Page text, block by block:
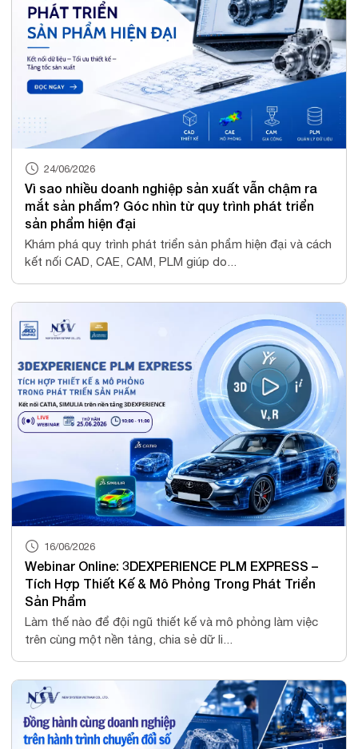
24/06/2026
Vì sao nhiều doanh nghiệp sản xuất vẫn chậm ra
mắt sản phẩm? Góc nhìn từ quy trình phát triển
sản phẩm hiện đại
Khám phá quy trình phát triển sản phẩm hiện đại và cách
kết nối CAD, CAE, CAM, PLM giúp do...
16/06/2026
Webinar Online: 3DEXPERIENCE PLM EXPRESS –
Tích Hợp Thiết Kế & Mô Phỏng Trong Phát Triển
Sản Phẩm
Làm thế nào để đội ngũ thiết kế và mô phỏng làm việc
trên cùng một nền tảng, chia sẻ dữ li...